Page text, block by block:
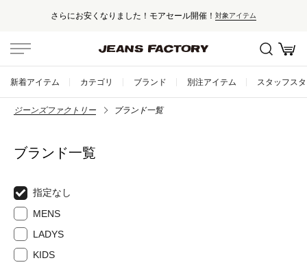
さらにお安くなりました！モアセール開催！ 対象アイテム
新着アイテム カテゴリ ブランド 別注アイテム スタッフス
ジーンズファクトリー ブランド一覧
ブランド一覧
指定なし
MENS
LADYS
KIDS